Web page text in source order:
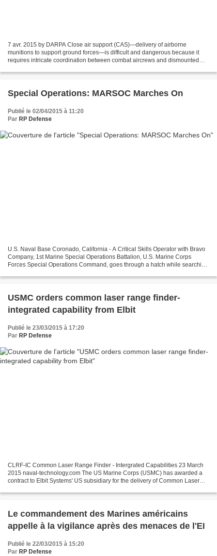
7 avr. 2015 by DARPA Close air support (CAS)—delivery of airborne
munitions to support ground forces—is difficult and dangerous because it
requires intricate coordination between combat aircrews and dismounted
Special Operations: MARSOC Marches On
Publié le 02/04/2015 à 11:20
Par RP Defense
U.S. Naval Base Coronado, California - A Critical Skills Operator with Bravo
Company, 1st Marine Special Operations Battalion, U.S. Marine Corps
Forces Special Operations Command, goes through a hatch while searching
USMC orders common laser range finder-
integrated capability from Elbit
Publié le 23/03/2015 à 17:20
Par RP Defense
CLRF-IC Common Laser Range Finder - Intergrated Capabilities 23 March
2015 naval-technology.com The US Marine Corps (USMC) has awarded a
contract to Elbit Systems' US subsidiary for the delivery of Common Laser
Le commandement des Marines américains
appelle à la vigilance après des menaces de l'EI
Publié le 22/03/2015 à 15:20
Par RP Defense